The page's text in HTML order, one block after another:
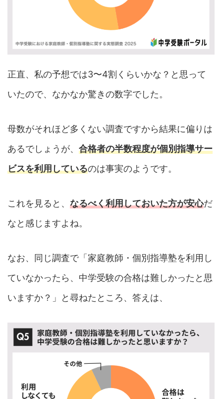
正直、私の予想では3〜4割くらいかな？と思って
いたので、なかなか驚きの数字でした。
母数がそれほど多くない調査ですから結果に偏りは
あるでしょうが、 合格者の半数程度が個別指導サー
ビスを利用しているのは事実のようです。
これを見ると、 なるべく利用しておいた方が安心だ
なと感じますよね。
なお、同じ調査で「家庭教師・個別指導塾を利用し
ていなかったら、中学受験の合格は難しかったと思
いますか？」と尋ねたところ、答えは、